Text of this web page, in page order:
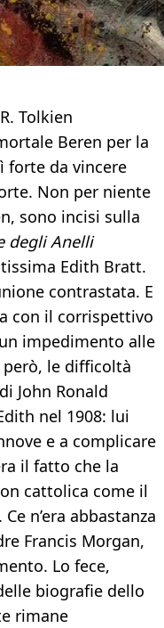
Tolkien
Beren per la
forte da vincere
Non per niente
sono incisi sulla
degli Anelli
Edith Bratt.
contrastata. E
con il corrispettivo
impedimento alle
le difficoltà
John Ronald
nel 1908: lui
e a complicare
il fatto che la
cattolica come il
n’era abbastanza
Francis Morgan,
Lo fece,
biografie dello
rimane